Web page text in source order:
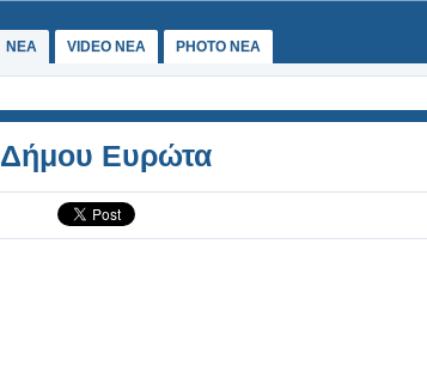
ΝΕΑ VIDEO NEA PHOTO NEA
Ευρώτα